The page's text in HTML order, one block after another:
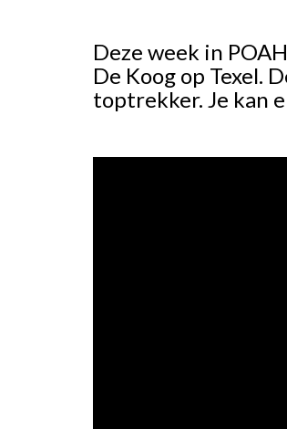
Deze week in
De Koog op Texel.
toptrekker. Je kan